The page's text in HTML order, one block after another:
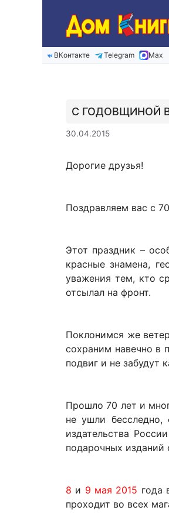
содержимому
ВКонтакте Telegram Max
С ГОДОВЩИНОЙ
30.04.2015
Дорогие друзья!
Поздравляем вас с
Этот праздник –
красные знамена,
уважения тем, кто
отсылал на фронт.
Поклонимся же
сохраним навечно в
подвиг и не забудут
Прошло 70 лет и
не ушли
издательства
подарочных
8 и 9 мая 2015 года
проходит во всех